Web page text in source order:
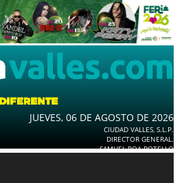
JUEVES, 06 DE AGOSTO DE 2026
CIUDAD VALLES, S.L.P.
DIRECTOR GENERAL.
SAMUEL ROA BOTELLO